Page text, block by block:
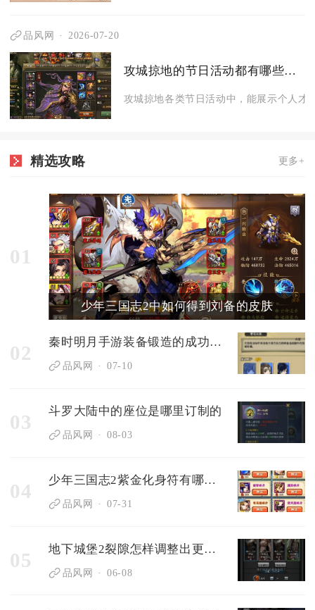
品风网 2026-07-20
攻城掠地的节日活动都有哪些可以展示个人才能的机会
攻城掠地各类节日活动中，能展示个人才
精选攻略 更多+
01
少年三国志2中如何得到刘备的皮肤
02 秦时明月手游装备锻造的成功率有多大
品风网 07-10
03 斗罗大陆中的座位是哪里订制的
品风网 08-03
04 少年三国志2紫金化身符有哪些特点
品风网 07-31
05 地下城堡2裂隙怎样调整出更强的阵容
品风网 06-08